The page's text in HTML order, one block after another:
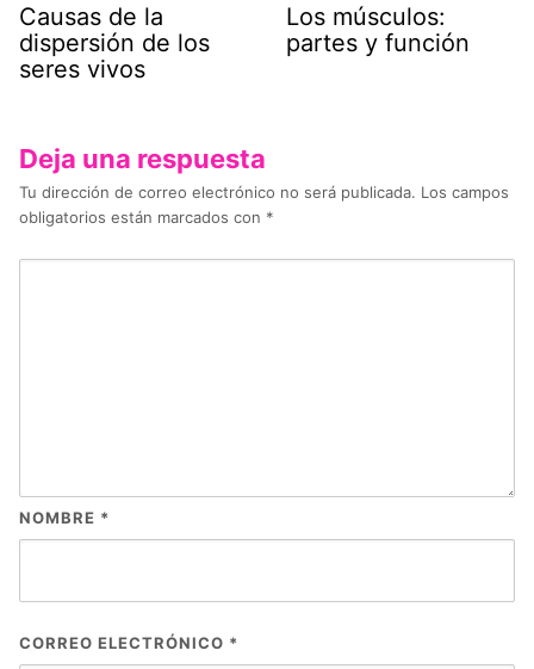
Causas de la
dispersión de los
seres vivos
Los músculos:
partes y función
Deja una respuesta
Tu dirección de correo electrónico no será publicada. Los campos
obligatorios están marcados con *
NOMBRE *
CORREO ELECTRÓNICO *